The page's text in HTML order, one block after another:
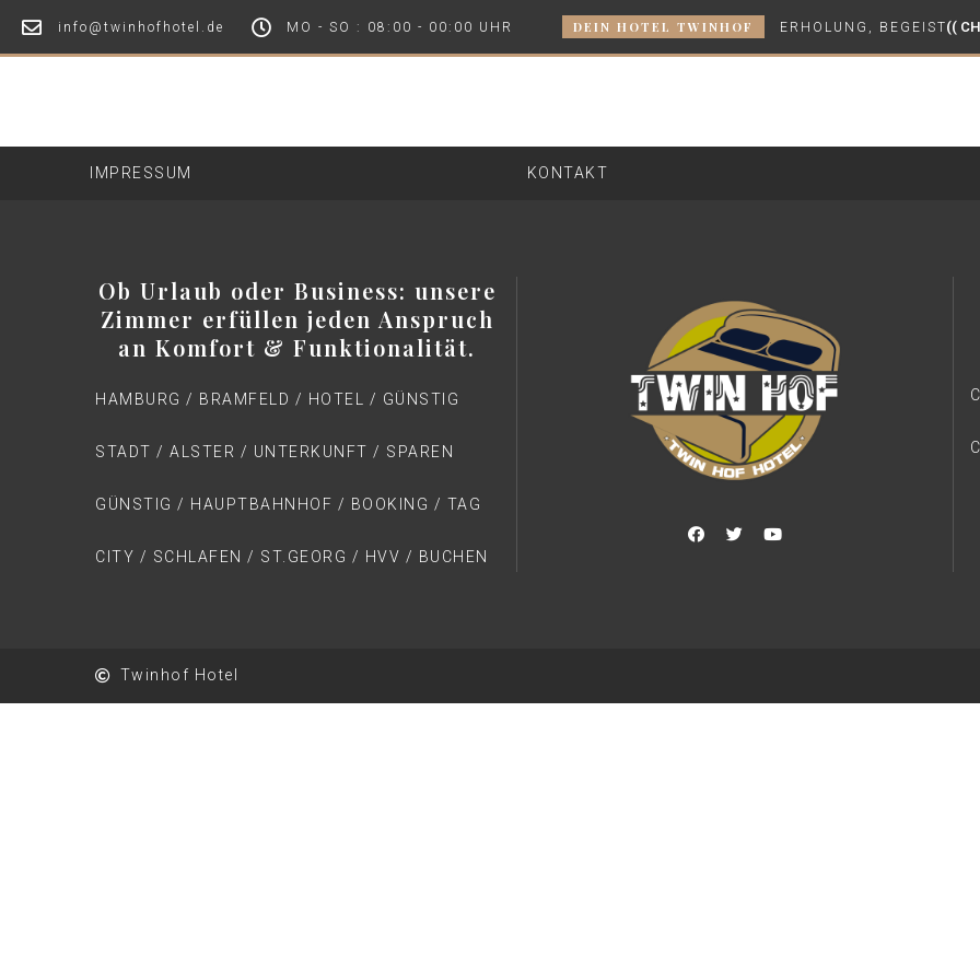
info@twinhofhotel.de MO - SO : 08:00 - 00:00 UHR DEIN HOTEL TWINHOF ERHOLUNG, ((
IMPRESSUM KONTAKT
Ob Urlaub oder Business: unsere
Zimmer erfüllen jeden Anspruch
an Komfort & Funktionalität.
HAMBURG / BRAMFELD / HOTEL / GÜNSTIG
STADT / ALSTER / UNTERKUNFT / SPAREN
GÜNSTIG / HAUPTBAHNHOF / BOOKING / TAG
CITY / SCHLAFEN / ST.GEORG / HVV / BUCHEN
Twinhof Hotel